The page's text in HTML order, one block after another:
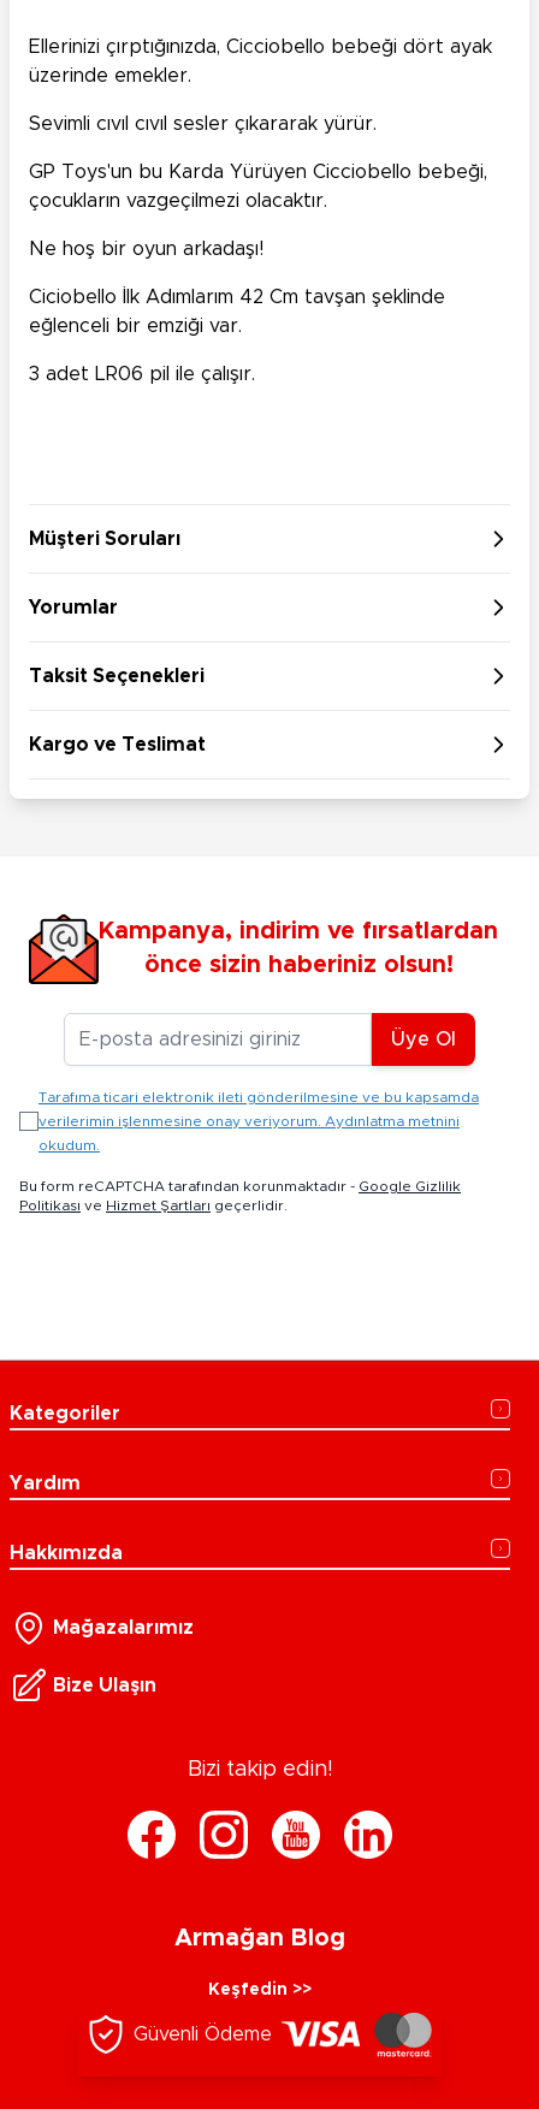
Ellerinizi çırptığınızda, Cicciobello bebeği dört ayak
üzerinde emekler.
Sevimli cıvıl cıvıl sesler çıkararak yürür.
GP Toys'un bu Karda Yürüyen Cicciobello bebeği,
çocukların vazgeçilmezi olacaktır.
Ne hoş bir oyun arkadaşı!
Ciciobello İlk Adımlarım 42 Cm tavşan şeklinde
eğlenceli bir emziği var.
3 adet LR06 pil ile çalışır.
Müşteri Soruları
Yorumlar
Taksit Seçenekleri
Kargo ve Teslimat
Kampanya, indirim ve fırsatlardan
önce sizin haberiniz olsun!
E-posta Adresiniz
Üye Ol
Tarafıma ticari elektronik ileti gönderilmesine ve bu kapsamda
verilerimin işlenmesine onay veriyorum. Aydınlatma metnini
okudum.
Bu form reCAPTCHA tarafından korunmaktadır - Google Gizlilik
Politikası ve Hizmet Şartları geçerlidir.
Kategoriler
Yardım
Hakkımızda
Mağazalarımız
Bize Ulaşın
Bizi takip edin!
Armağan Blog
Keşfedin >>
Güvenli Ödeme